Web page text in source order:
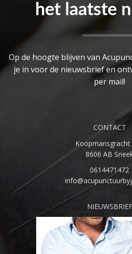
het laatste
Op de hoogte blijven van
je in voor de nieuwsbrief en
per mail!
CONTACT
Koopmansgracht
8606 AB
0614471472
NIEUWSBRIEF